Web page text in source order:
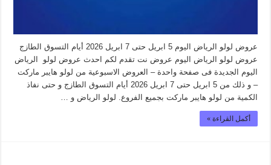
عروض لولو الرياض اليوم 5 ابريل حتى 7 ابريل 2026 أيام التسوق الطازج
عروض لولو الرياض اليوم عروض نت تقدم لكم احدث عروض لولو الرياض
اليوم الجديدة فى صفحة واحدة – العروض الاسبوعية من لولو هايبر ماركت
– و ذلك من 5 ابريل حتى 7 ابريل 2026 أيام التسوق الطازج و حتى نفاذ
الكمية من لولو هايبر ماركت بجميع الفروع. لولو الرياض و …
أكمل القراءة »